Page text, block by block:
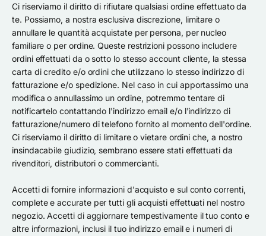
Ci riserviamo il diritto di rifiutare qualsiasi ordine effettuato da
te. Possiamo, a nostra esclusiva discrezione, limitare o
annullare le quantità acquistate per persona, per nucleo
familiare o per ordine. Queste restrizioni possono includere
ordini effettuati da o sotto lo stesso account cliente, la stessa
carta di credito e/o ordini che utilizzano lo stesso indirizzo di
fatturazione e/o spedizione. Nel caso in cui apportassimo una
modifica o annullassimo un ordine, potremmo tentare di
notificartelo contattando l'indirizzo email e/o l'indirizzo di
fatturazione/numero di telefono fornito al momento dell'ordine.
Ci riserviamo il diritto di limitare o vietare ordini che, a nostro
insindacabile giudizio, sembrano essere stati effettuati da
rivenditori, distributori o commercianti.
Accetti di fornire informazioni d'acquisto e sul conto correnti,
complete e accurate per tutti gli acquisti effettuati nel nostro
negozio. Accetti di aggiornare tempestivamente il tuo conto e
altre informazioni, inclusi il tuo indirizzo email e i numeri di